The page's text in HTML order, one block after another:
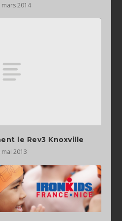
mars 2014
le Rev3 Knoxville
mai 2013